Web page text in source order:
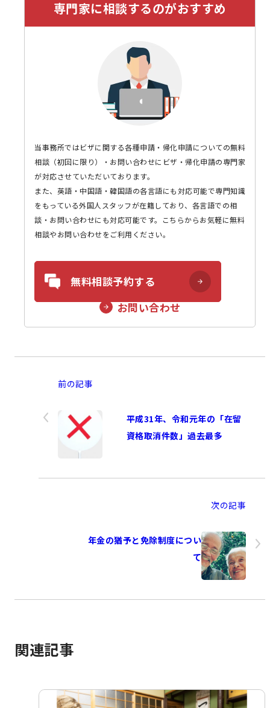
専門家に相談するのがおすすめ
当事務所ではビザに関する各種申請・帰化申請についての無料
相談（初回に限り）・お問い合わせにビザ・帰化申請の専門家
が対応させていただいております。
また、英語・中国語・韓国語の各言語にも対応可能で専門知識
をもっている外国人スタッフが在籍しており、各言語での相
談・お問い合わせにも対応可能です。こちらからお気軽に無料
相談やお問い合わせをご利用ください。
無料相談予約する
お問い合わせ
前の記事
平成31年、令和元年の「在留
資格取消件数」過去最多
次の記事
年金の猶予と免除制度につい
て
関連記事